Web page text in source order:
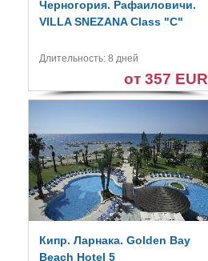
Черногория. Рафаиловичи.
VILLA SNEZANA Class "C"
Длительность: 8 дней
от 357 EUR
Кипр. Ларнака. Golden Bay
Beach Hotel 5